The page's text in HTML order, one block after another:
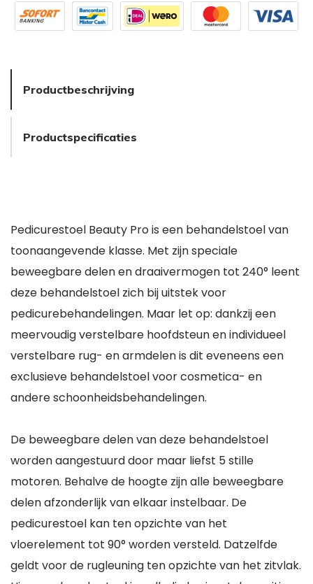
Productbeschrijving
Productspecificaties
Pedicurestoel Beauty Pro is een behandelstoel van
toonaangevende klasse. Met zijn speciale
beweegbare delen en draaivermogen tot 240° leent
deze behandelstoel zich bij uitstek voor
pedicurebehandelingen. Maar let op: dankzij een
meervoudig verstelbare hoofdsteun en individueel
verstelbare rug- en armdelen is dit eveneens een
exclusieve behandelstoel voor cosmetica- en
andere schoonheidsbehandelingen.
De beweegbare delen van deze behandelstoel
worden aangestuurd door maar liefst 5 stille
motoren. Behalve de hoogte zijn alle beweegbare
delen afzonderlijk van elkaar instelbaar. De
pedicurestoel kan ten opzichte van het
vloerelement tot 90° worden versteld. Datzelfde
geldt voor de rugleuning ten opzichte van het zitvlak.